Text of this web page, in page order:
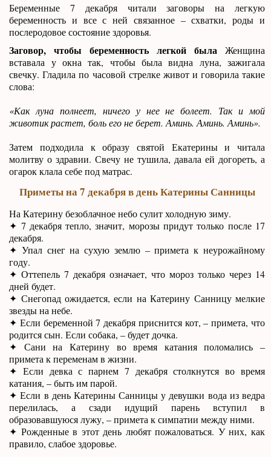
Беременные 7 декабря читали заговоры на легкую
беременность и все с ней связанное – схватки, роды и
послеродовое состояние здоровья.
Заговор, чтобы беременность легкой была Женщина
вставала у окна так, чтобы была видна луна, зажигала
свечку. Гладила по часовой стрелке живот и говорила такие
слова:
«Как луна полнеет, ничего у нее не болеет. Так и мой
животик растет, боль его не берет. Аминь. Аминь. Аминь».
Затем подходила к образу святой Екатерины и читала
молитву о здравии. Свечу не тушила, давала ей догореть, а
огарок клала себе под матрас.
Приметы на 7 декабря в день Катерины Санницы
На Катерину безоблачное небо сулит холодную зиму.
✦ 7 декабря тепло, значит, морозы придут только после 17
декабря.
✦ Упал снег на сухую землю – примета к неурожайному
году.
✦ Оттепель 7 декабря означает, что мороз только через 14
дней будет.
✦ Снегопад ожидается, если на Катерину Санницу мелкие
звезды на небе.
✦ Если беременной 7 декабря приснится кот, – примета, что
родится сын. Если собака, – будет дочка.
✦ Сани на Катерину во время катания поломались –
примета к переменам в жизни.
✦ Если девка с парнем 7 декабря столкнутся во время
катания, – быть им парой.
✦ Если в день Катерины Санницы у девушки вода из ведра
перелилась, а сзади идущий парень вступил в
образовавшуюся лужу, – примета к симпатии между ними.
✦ Рожденные в этот день любят пожаловаться. У них, как
правило, слабое здоровье.